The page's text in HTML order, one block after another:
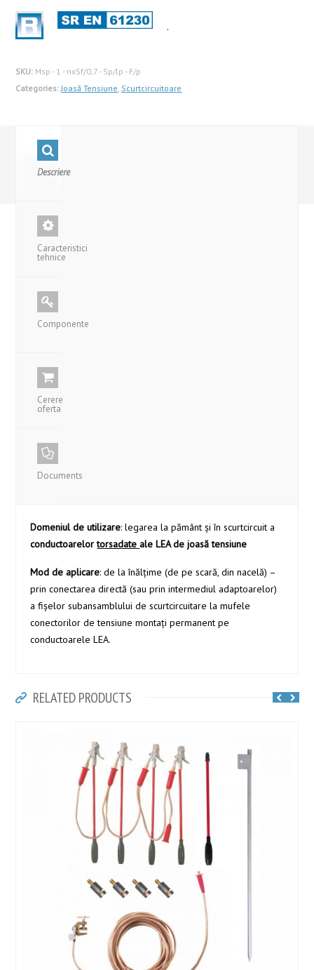
.
SKU: Msp - 1 - nxSf/0,7 - Sp/lp - F/p
Categories: Joasă Tensiune, Scurtcircuitoare
Descriere
Caracteristici
tehnice
Componente
Cerere
oferta
Documents
Domeniul de utilizare: legarea la pământ şi în scurtcircuit a
conductoarelortorsadateale LEA de joasă tensiune
Mod de aplicare: de la înălțime (de pe scară, din nacelă) –
prin conectarea directă (sau prin intermediul adaptoarelor)
a fișelor subansamblului de scurtcircuitare la mufele
conectorilor de tensiune montați permanent pe
conductoarele LEA.
RELATED PRODUCTS